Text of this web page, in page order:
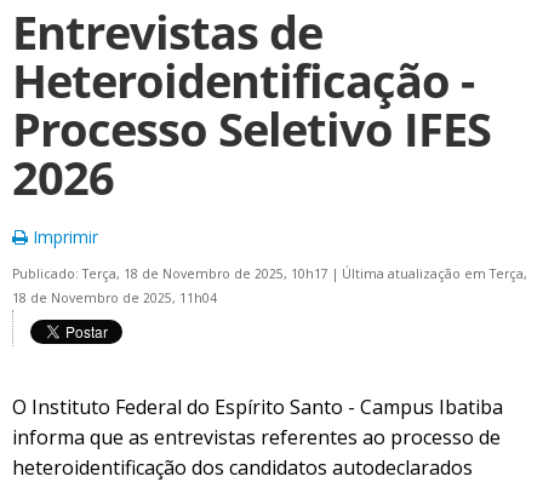
Entrevistas de
Heteroidentificação -
Processo Seletivo IFES
2026
Imprimir
Publicado: Terça, 18 de Novembro de 2025, 10h17 | Última atualização em Terça,
18 de Novembro de 2025, 11h04
O Instituto Federal do Espírito Santo - Campus Ibatiba
informa que as entrevistas referentes ao processo de
heteroidentificação dos candidatos autodeclarados